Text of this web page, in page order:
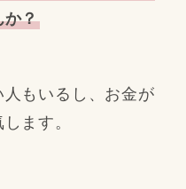
か？
もいるし、お金が
ます。